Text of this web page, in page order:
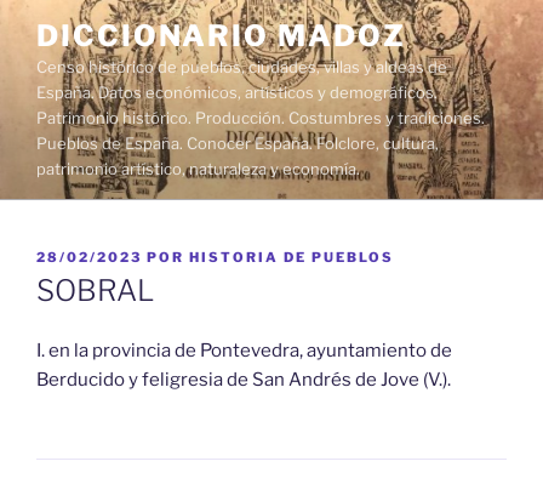
contenido
DICCIONARIO MADOZ
Censo histórico de pueblos, ciudades, villas y aldeas de
España. Datos económicos, artísticos y demográficos.
Patrimonio histórico. Producción. Costumbres y tradiciones.
Pueblos de España. Conocer España. Folclore, cultura,
patrimonio artístico, naturaleza y economía.
PUBLICADO
EL
28/02/2023 POR HISTORIA DE PUEBLOS
SOBRAL
I. en la provincia de Pontevedra, ayuntamiento de
Berducido y feligresia de San Andrés de Jove (V.).